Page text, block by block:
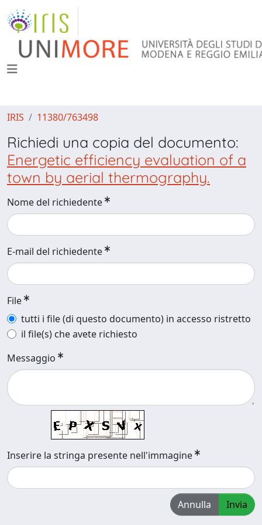
IRIS 11380/763498
Richiedi una copia del documento:
Energetic efficiency evaluation of a
town by aerial thermography.
Nome del richiedente
E-mail del richiedente
File
tutti i file (di questo documento) in accesso ristretto
il file(s) che avete richiesto
Messaggio
Inserire la stringa presente nell'immagine
Annulla Invia